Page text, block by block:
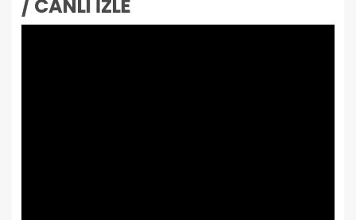
/ CANLI İZLE